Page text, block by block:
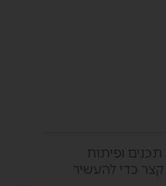
ופיתוח
כדי להעשיר